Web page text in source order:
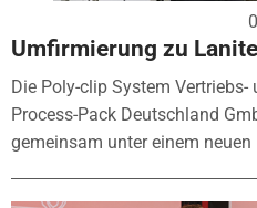
Umfirmierung zu
Die Poly-clip System
Process-Pack Deutschland
gemeinsam unter einem neuen